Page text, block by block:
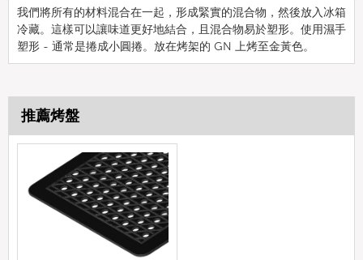
我們將所有的材料混合在一起，形成緊實的混合物，然後放入冰箱
冷藏。這樣可以讓味道更好地結合，且混合物易於塑形。使用濕手
塑形 - 通常是捲成小圓捲。放在烤架的 GN 上烤至金黃色。
推薦烤盤